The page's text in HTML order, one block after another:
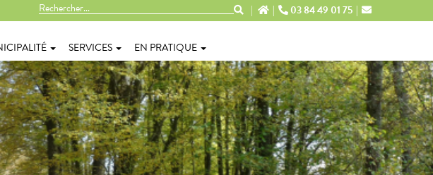
03 84 49 01 75
SERVICES EN PRATIQUE